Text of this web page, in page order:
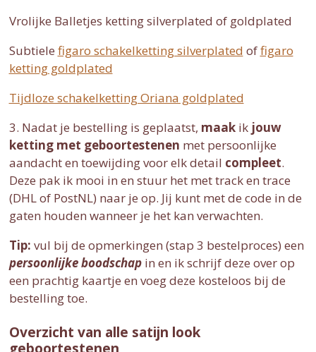
Vrolijke Balletjes ketting silverplated of goldplated
Subtiele figaro schakelketting silverplated offigaro
ketting goldplated
Tijdloze schakelketting Oriana goldplated
3. Nadat je bestelling is geplaatst, maakik jouw
ketting met geboortestenen met persoonlijke
aandacht en toewijding voor elk detail compleet.
Deze pak ik mooi in en stuur het met track en trace
(DHL of PostNL) naar je op. Jij kunt met de code in de
gaten houden wanneer je het kan verwachten.
Tip: vul bij de opmerkingen (stap 3 bestelproces) een
persoonlijke boodschap in en ik schrijf deze over op
een prachtig kaartje en voeg deze kosteloos bij de
bestelling toe.
Overzicht van alle satijn look